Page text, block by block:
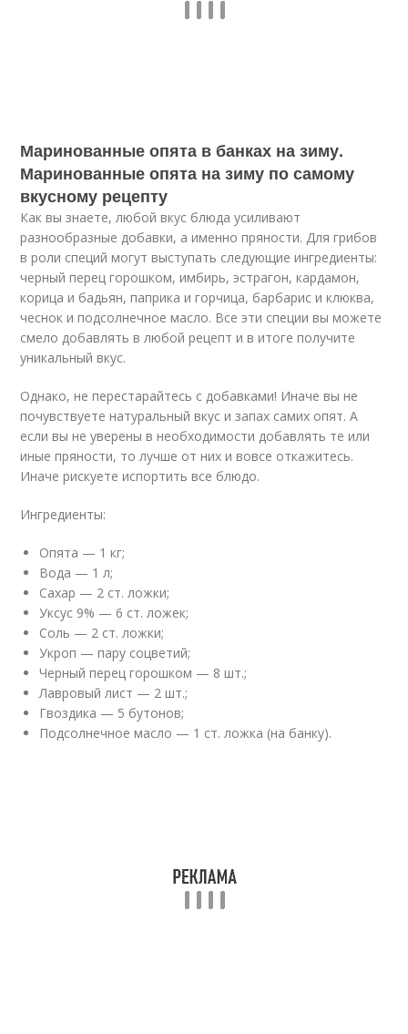
Маринованные опята в банках на зиму.
Маринованные опята на зиму по самому
вкусному рецепту
Как вы знаете, любой вкус блюда усиливают
разнообразные добавки, а именно пряности. Для грибов
в роли специй могут выступать следующие ингредиенты:
черный перец горошком, имбирь, эстрагон, кардамон,
корица и бадьян, паприка и горчица, барбарис и клюква,
чеснок и подсолнечное масло. Все эти специи вы можете
смело добавлять в любой рецепт и в итоге получите
уникальный вкус.
Однако, не перестарайтесь с добавками! Иначе вы не
почувствуете натуральный вкус и запах самих опят. А
если вы не уверены в необходимости добавлять те или
иные пряности, то лучше от них и вовсе откажитесь.
Иначе рискуете испортить все блюдо.
Ингредиенты:
Опята — 1 кг;
Вода — 1 л;
Сахар — 2 ст. ложки;
Уксус 9% — 6 ст. ложек;
Соль — 2 ст. ложки;
Укроп — пару соцветий;
Черный перец горошком — 8 шт.;
Лавровый лист — 2 шт.;
Гвоздика — 5 бутонов;
Подсолнечное масло — 1 ст. ложка (на банку).